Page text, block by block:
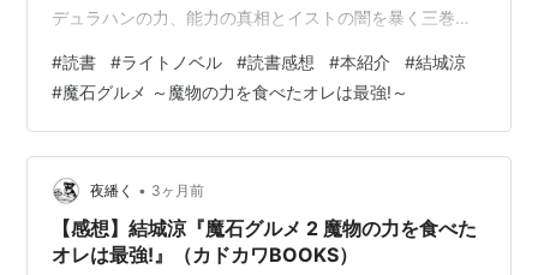
デュラハンの力、能力の真相とイストの闇を暴く三巻
レは最強!』（カドカワBOOKS） 魔石グルメ ３ 魔物の力
を食べたオレは最強！ (カドカワBOOKS) 作者:結城 涼
KADOKAWA Amazon エウロとの外交に暴走するデュラ
ハンの力、能力の真相とイストの闇を暴く三巻目。 あら
すじ 魔石から魔物の能力を吸収する力…
#読書 #ライトノベル #読書感想 #本紹介 #結城涼
#魔石グルメ ～魔物の力を食べたオレは最強!～
夜繙く • 3ヶ月前
【感想】結城涼『魔石グルメ 2 魔物の力を食べた
オレは最強!』（カドカワBOOKS）